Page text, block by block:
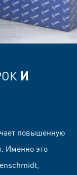
И
повышенную
Именно это